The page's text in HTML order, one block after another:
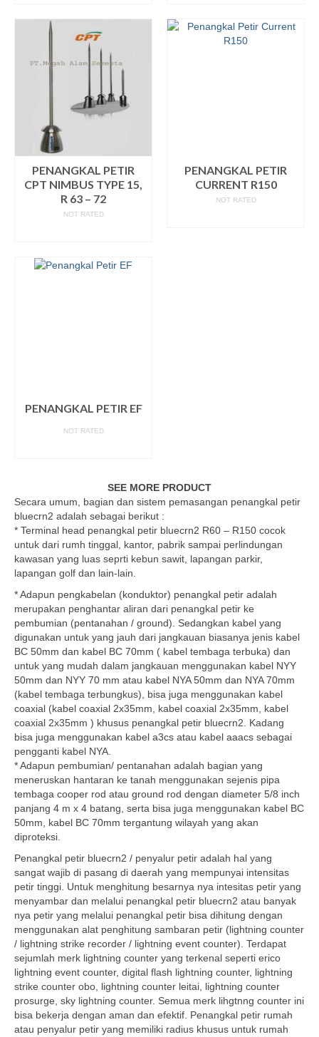
PENANGKAL PETIR
CPT NIMBUS TYPE 15,
R 63 – 72
NOT RATED
PENANGKAL PETIR
CURRENT R150
NOT RATED
PENANGKAL PETIR EF
NOT RATED
SEE MORE PRODUCT
Secara umum, bagian dan sistem pemasangan penangkal petir
bluecrn2 adalah sebagai berikut :
* Terminal head penangkal petir bluecrn2 R60 – R150 cocok
untuk dari rumh tinggal, kantor, pabrik sampai perlindungan
kawasan yang luas seprti kebun sawit, lapangan parkir,
lapangan golf dan lain-lain.
* Adapun pengkabelan (konduktor) penangkal petir adalah
merupakan penghantar aliran dari penangkal petir ke
pembumian (pentanahan / ground). Sedangkan kabel yang
digunakan untuk yang jauh dari jangkauan biasanya jenis kabel
BC 50mm dan kabel BC 70mm ( kabel tembaga terbuka) dan
untuk yang mudah dalam jangkauan menggunakan kabel NYY
50mm dan NYY 70 mm atau kabel NYA 50mm dan NYA 70mm
(kabel tembaga terbungkus), bisa juga menggunakan kabel
coaxial (kabel coaxial 2x35mm, kabel coaxial 2x35mm, kabel
coaxial 2x35mm ) khusus penangkal petir bluecrn2. Kadang
bisa juga menggunakan kabel a3cs atau kabel aaacs sebagai
pengganti kabel NYA.
* Adapun pembumian/ pentanahan adalah bagian yang
meneruskan hantaran ke tanah menggunakan sejenis pipa
tembaga cooper rod atau ground rod dengan diameter 5/8 inch
panjang 4 m x 4 batang, serta bisa juga menggunakan kabel BC
50mm, kabel BC 70mm tergantung wilayah yang akan
diproteksi.
Penangkal petir bluecrn2 / penyalur petir adalah hal yang
sangat wajib di pasang di daerah yang mempunyai intensitas
petir tinggi. Untuk menghitung besarnya nya intesitas petir yang
menyambar dan melalui penangkal petir bluecrn2 atau banyak
nya petir yang melalui penangkal petir bisa dihitung dengan
menggunakan alat penghitung sambaran petir (lightning counter
/ lightning strike recorder / lightning event counter). Terdapat
sejumlah merk lightning counter yang terkenal seperti erico
lightning event counter, digital flash lightning counter, lightning
strike counter obo, lightning counter leitai, lightning counter
prosurge, sky lightning counter. Semua merk lihgtnng counter ini
bisa bekerja dengan aman dan efektif. Penangkal petir rumah
atau penyalur petir yang memiliki radius khusus untuk rumah